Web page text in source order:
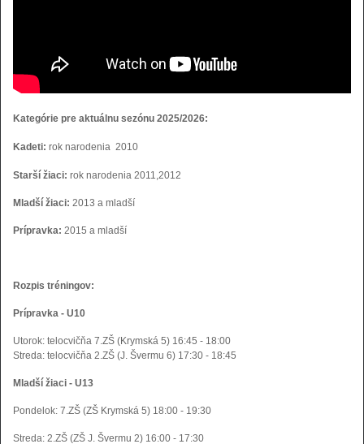
Kategórie pre aktuálnu sezónu 2025/2026:
Kadeti: rok narodenia 2010
Starší žiaci: rok narodenia 2011,2012
Mladší žiaci: 2013 a mladší
Prípravka: 2015 a mladší
Rozpis tréningov:
Prípravka - U10
Utorok: telocvičňa 7.ZŠ (Krymská 5) 16:45 - 18:00
Streda: telocvičňa 2.ZŠ (J. Švermu 6) 17:30 - 18:45
Mladší žiaci - U13
Pondelok: 7.ZŠ (ZŠ Krymská 5) 18:00 - 19:30
Streda: 2.ZŠ (ZŠ J. Švermu 2) 16:00 - 17:30